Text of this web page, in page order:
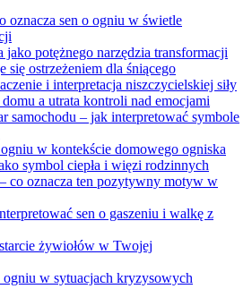
oznacza sen o ogniu w świetle
jako potężnego narzędzia transformacji
się ostrzeżeniem dla śniącego
i interpretacja niszczycielskiej siły
domu a utrata kontroli nad emocjami
samochodu – jak interpretować symbole
w kontekście domowego ogniska
symbol ciepła i więzi rodzinnych
co oznacza ten pozytywny motyw w
sen o gaszeniu i walkę z
żywiołów w Twojej
ogniu w sytuacjach kryzysowych